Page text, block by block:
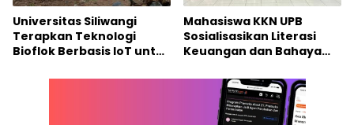
Universitas Siliwangi
Terapkan Teknologi
Bioflok Berbasis IoT untuk
Ciamis
Mahasiswa KKN UPB
Sosialisasikan Literasi
Keuangan dan Bahaya
Simpangan